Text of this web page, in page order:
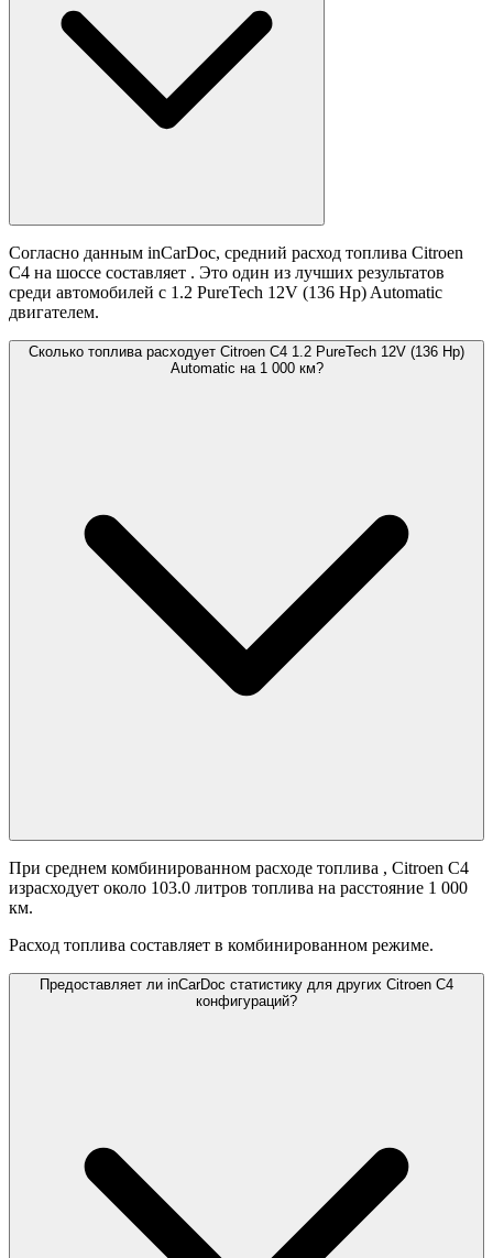
Согласно данным inCarDoc, средний расход топлива Citroen
C4 на шоссе составляет . Это один из лучших результатов
среди автомобилей с 1.2 PureTech 12V (136 Hp) Automatic
двигателем.
Сколько топлива расходует Citroen C4 1.2 PureTech 12V (136 Hp)
Automatic на 1 000 км?
При среднем комбинированном расходе топлива , Citroen C4
израсходует около 103.0 литров топлива на расстояние 1 000
км.
Расход топлива составляет в комбинированном режиме.
Предоставляет ли inCarDoc статистику для других Citroen C4
конфигураций?